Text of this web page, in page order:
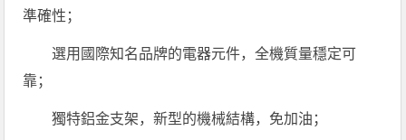
準確性；
選用國際知名品牌的電器元件，全機質量穩定可
靠；
獨特鋁金支架，新型的機械結構，免加油；